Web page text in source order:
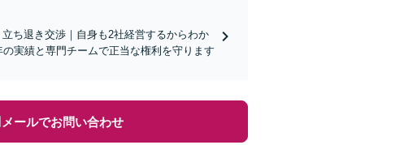
ち退き交渉｜自身も2社経営するからわか
実績と専門チームで正当な権利を守ります
メールでお問い合わせ